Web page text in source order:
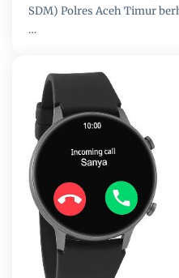
SDM) Polres Aceh Timur
…